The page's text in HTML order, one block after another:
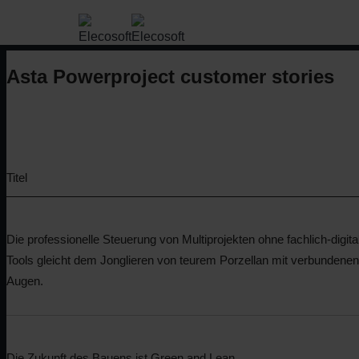
Asta Powerproject customer stories
Titel
Die professionelle Steuerung von Multiprojekten ohne fachlich-
Tools gleicht dem Jonglieren von teurem Porzellan mit verbundenen
Augen.
Asta SiteProgress
Aktualisieren Sie Ihren Asta Powerproject-Plan
Softwareportfolio anzeigen
Gemeinsam mit unseren Kunden entwickeln wir